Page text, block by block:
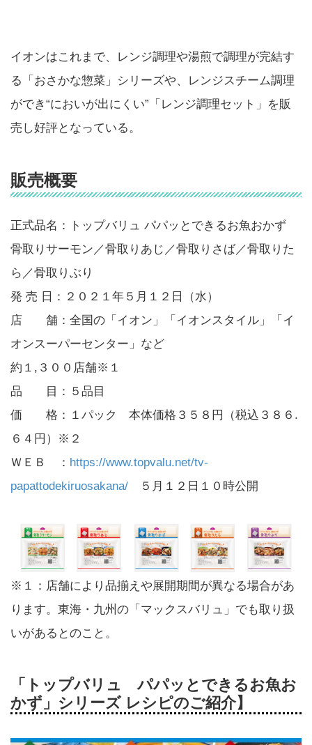
イオンはこれまで、レンジ調理や湯煎で調理が完結す
る「おさかな惣菜」シリーズや、レンジスチーム調理
ができ“においが出にくい”「レンジ調理セット」を販
売し好評となっている。
販売概要
正式品名：トップバリュ パパッとできるお魚おかず
骨取りサーモン／骨取りあじ／骨取りさば／骨取りた
ら／骨取りぶり
発 売 日：２０２１年５月１２日（水）
店 舗：全国の「イオン」「イオンスタイル」「イ
オンスーパーセンター」など
約１,３００店舗※１
品 目：５品目
価 格：１パック 本体価格３５８円（税込３８６.
６４円）※２
ＷＥＢ ： https://www.topvalu.net/tv-
papattodekiruosakana/ ５月１２日１０時公開
※１：店舗により品揃えや展開期間が異なる場合があ
ります。東海・九州の「マックスバリュ」でも取り扱
いがあるとのこと。
「トップバリュ パパッとできるお魚お
かず」シリーズ レシピのご紹介】